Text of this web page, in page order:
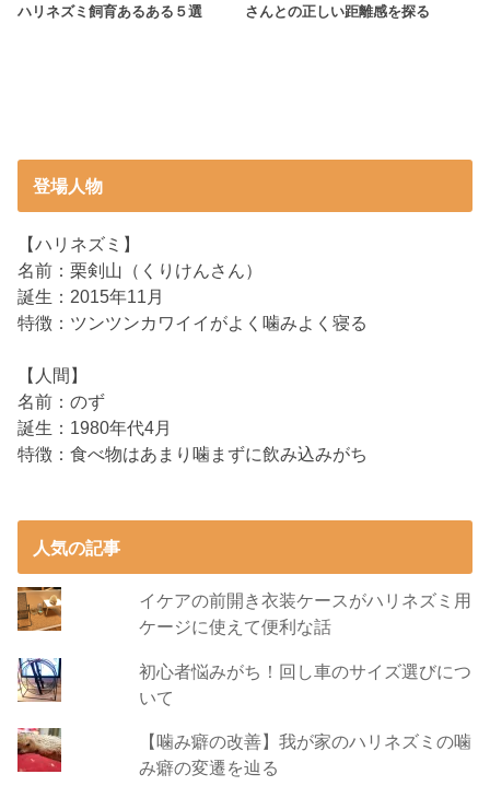
ハリネズミ飼育あるある５選
さんとの正しい距離感を探る
登場人物
【ハリネズミ】
名前：栗剣山（くりけんさん）
誕生：2015年11月
特徴：ツンツンカワイイがよく噛みよく寝る
【人間】
名前：のず
誕生：1980年代4月
特徴：食べ物はあまり噛まずに飲み込みがち
人気の記事
イケアの前開き衣装ケースがハリネズミ用
ケージに使えて便利な話
初心者悩みがち！回し車のサイズ選びにつ
いて
【噛み癖の改善】我が家のハリネズミの噛
み癖の変遷を辿る